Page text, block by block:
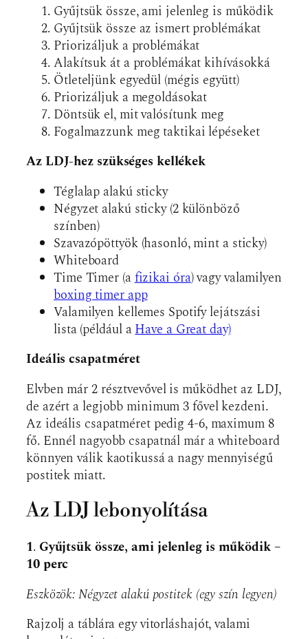
Gyűjtsük össze, ami jelenleg is működik
Gyűjtsük össze az ismert problémákat
Priorizáljuk a problémákat
Alakítsuk át a problémákat kihívásokká
Ötleteljünk egyedül (mégis együtt)
Priorizáljuk a megoldásokat
Döntsük el, mit valósítunk meg
Fogalmazzunk meg taktikai lépéseket
Az LDJ-hez szükséges kellékek
Téglalap alakú sticky
Négyzet alakú sticky (2 különböző
színben)
Szavazópöttyök (hasonló, mint a sticky)
Whiteboard
Time Timer (afizikai óra) vagy valamilyen
boxing timer app
Valamilyen kellemes Spotify lejátszási
lista (például aHave a Great day)
Ideális csapatméret
Elvben már 2 résztvevővel is működhet az LDJ,
de azért a legjobb minimum 3 fővel kezdeni.
Az ideális csapatméret pedig 4-6, maximum 8
fő. Ennél nagyobb csapatnál már a whiteboard
könnyen válik kaotikussá a nagy mennyiségű
postitek miatt.
Az LDJ lebonyolítása
1. Gyűjtsük össze, ami jelenleg is működik –
10 perc
Eszközök: Négyzet alakú postitek (egy szín legyen)
Rajzolj a táblára egy vitorláshajót, valami